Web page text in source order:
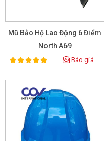
Mũ Bảo Hộ Lao Động 6 Điểm
North A69
Rating:
100% Báo giá